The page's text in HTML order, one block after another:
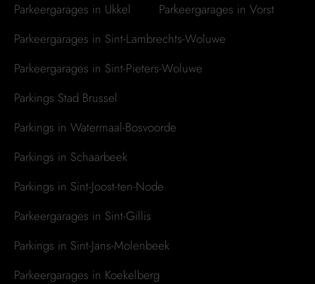
Parkeergarages in Ukkel
Parkeergarages in Vorst
Parkeergarages in Sint-Lambrechts-Woluwe
Parkeergarages in Sint-Pieters-Woluwe
Parkings Stad Brussel
Parkings in Watermaal-Bosvoorde
Parkings in Schaarbeek
Parkings in Sint-Joost-ten-Node
Parkeergarages in Sint-Gillis
Parkings in Sint-Jans-Molenbeek
Parkeergarages in Koekelberg